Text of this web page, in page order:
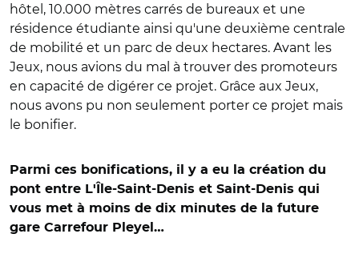
hôtel, 10.000 mètres carrés de bureaux et une
résidence étudiante ainsi qu'une deuxième centrale
de mobilité et un parc de deux hectares. Avant les
Jeux, nous avions du mal à trouver des promoteurs
en capacité de digérer ce projet. Grâce aux Jeux,
nous avons pu non seulement porter ce projet mais
le bonifier.
Parmi ces bonifications, il y a eu la création du
pont entre L'Île-Saint-Denis et Saint-Denis qui
vous met à moins de dix minutes de la future
gare Carrefour Pleyel…